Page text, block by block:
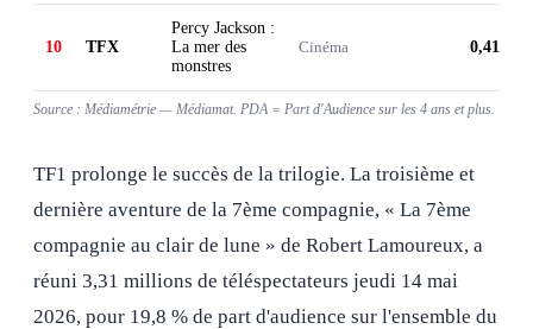
10 TFX
Percy Jackson :
La mer des
monstres
Cinéma 0,41 M
Source : Médiamétrie — Médiamat. PDA = Part d'Audience sur les 4 ans et plus.
TF1 prolonge le succès de la trilogie. La troisième et
dernière aventure de la 7ème compagnie, « La 7ème
compagnie au clair de lune » de Robert Lamoureux, a
réuni 3,31 millions de téléspectateurs jeudi 14 mai
2026, pour 19,8 % de part d'audience sur l'ensemble du